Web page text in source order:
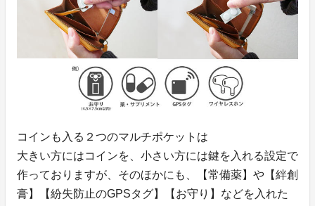
コインも入る２つのマルチポケットは
大きい方にはコインを、小さい方には鍵を入れる設定で
作っておりますが、そのほかにも、【常備薬】や【絆創
膏】【紛失防止のGPSタグ】【お守り】などを入れた